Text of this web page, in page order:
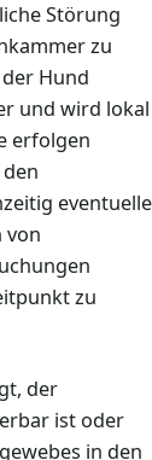
Störung
zu
Hund
und wird lokal
erfolgen
eventuelle
von
zu
der
ist oder
in den